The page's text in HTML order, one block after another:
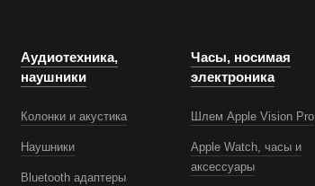
Аудиотехника,
наушники
Колонки и акустика
Наушники
Bluetooth адаптеры
Часы, носимая
электроника
Шлем Apple Vision Pro
Apple Watch, часы и
аксессуары